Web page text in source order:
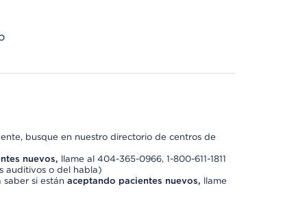
busque en nuestro directorio de centros de
nuevos, llame al 404-365-0966, 1-800-611-1811
auditivos o del habla)
si están aceptando pacientes nuevos, llame